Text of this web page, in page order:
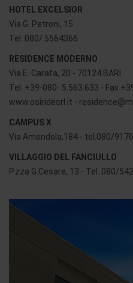
HOTEL EXCELSIOR
Via G. Petroni, 15
Tel. 080/ 5564366
RESIDENCE MODERNO
Via E. Carafa, 20 - 70124 BARI
Tel. +39-080- 5.563.633 - Fax
www.osiridesrl.it -
CAMPUS X
Via Amendola,184 - tel.080/
VILLAGGIO DEL FANCIULLO
P.zza G.Cesare, 13 - Tel. 080/